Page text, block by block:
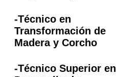
-Técnico en
Transformación de
Madera y Corcho
-Técnico Superior en